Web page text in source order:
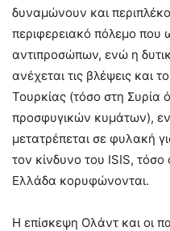
δυναμώνουν και
περιφερειακό πόλεμο που
αντιπροσώπων, ενώ η
ανέχεται τις βλέψεις και
Τουρκίας (τόσο στη Συρία
προσφυγικών κυμάτων),
μετατρέπεται σε φυλακή
τον κίνδυνο του ISIS, τόσο
Ελλάδα κορυφώνονται.
Η επίσκεψη Ολάντ και οι